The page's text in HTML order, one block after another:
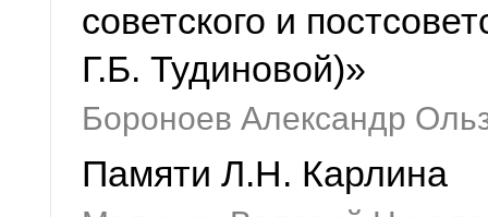
советского и
Г.Б. Тудиновой)»
Бороноев Александр
Памяти Л.Н. Карлина